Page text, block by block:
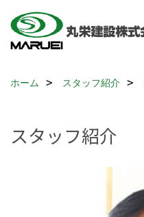
ホーム スタッフ紹介
スタッフ紹介